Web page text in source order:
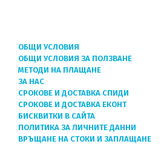
ОБЩИ УСЛОВИЯ
ОБЩИ УСЛОВИЯ ЗА ПОЛЗВАНЕ
МЕТОДИ НА ПЛАЩАНЕ
ЗА НАС
СРОКОВЕ И ДОСТАВКА СПИДИ
СРОКОВЕ И ДОСТАВКА ЕКОНТ
БИСКВИТКИ В САЙТА
ПОЛИТИКА ЗА ЛИЧНИТЕ ДАННИ
ВРЪЩАНЕ НА СТОКИ И ЗАПЛАЩАНЕ